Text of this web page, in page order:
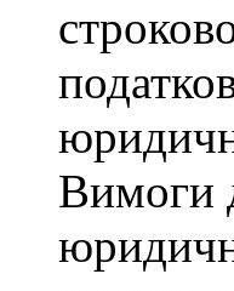
Вимоги